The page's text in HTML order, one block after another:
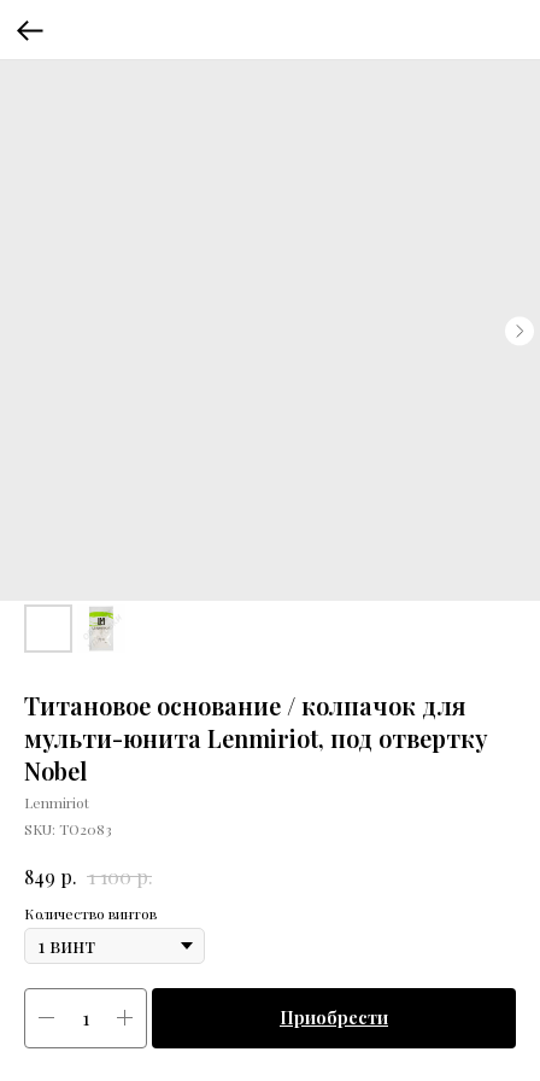
Титановое основание / колпачок для
мульти-юнита Lenmiriot, под отвертку
Nobel
Lenmiriot
SKU: ТО2083
849 р. 1 100р.
Количество винтов
Приобрести